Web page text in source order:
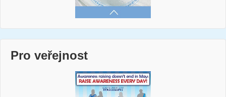
Pro veřejnost